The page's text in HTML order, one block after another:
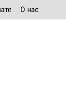
О нас